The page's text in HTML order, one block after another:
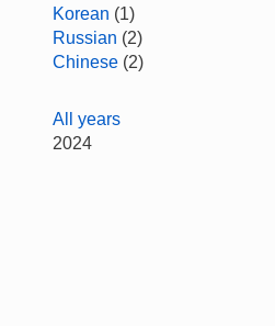
Korean (1)
Russian (2)
Chinese (2)
All years
2024